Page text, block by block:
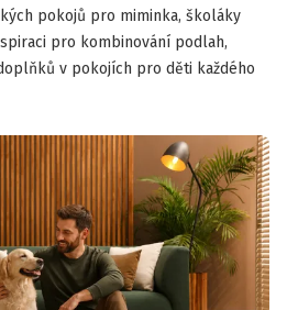
pokojů pro miminka, školáky
pro kombinování podlah,
v pokojích pro děti každého